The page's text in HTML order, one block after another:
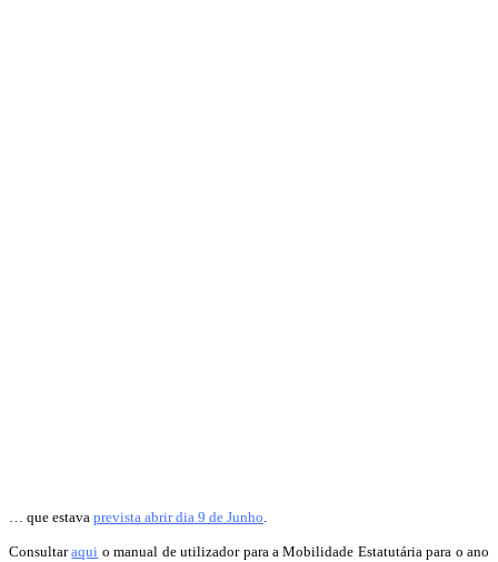
… que estava prevista abrir dia 9 de Junho
Consultaraqui o manual de utilizador para a Mobilidade Estatutária para o ano